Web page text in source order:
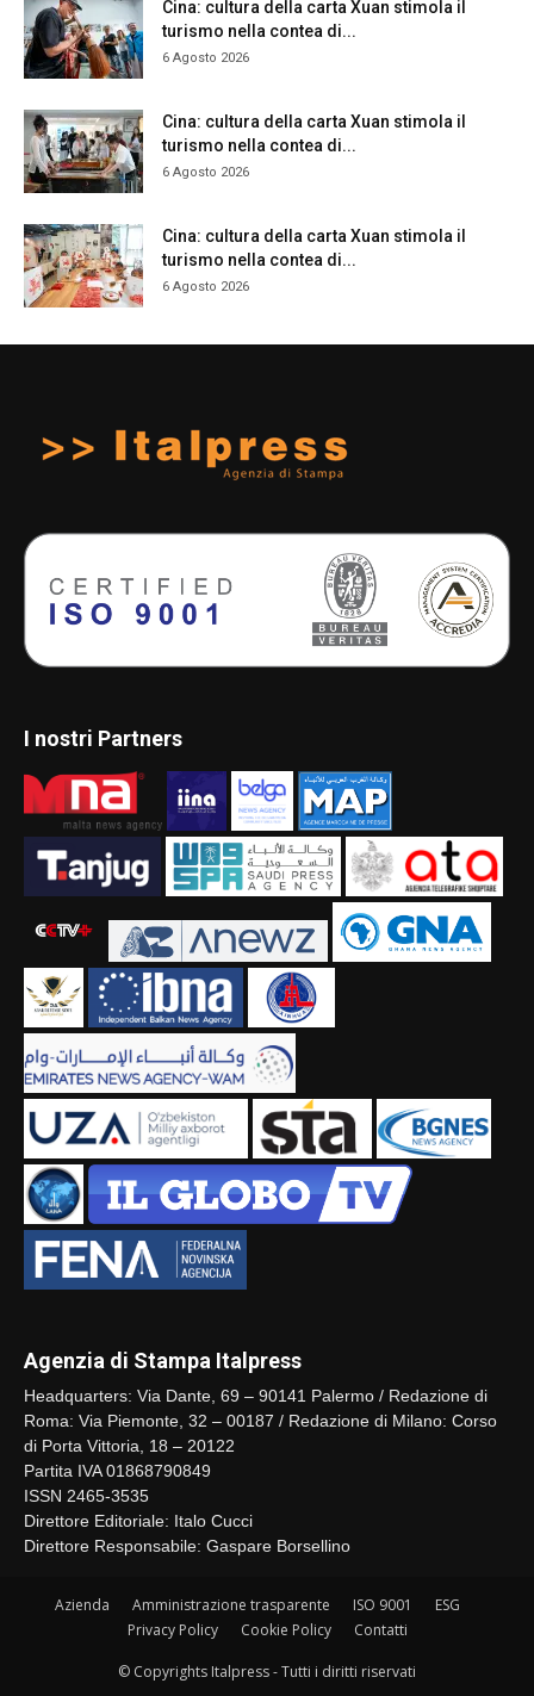
Cina: cultura della carta Xuan stimola il
turismo nella contea di...
6 Agosto 2026
Cina: cultura della carta Xuan stimola il
turismo nella contea di...
6 Agosto 2026
Cina: cultura della carta Xuan stimola il
turismo nella contea di...
6 Agosto 2026
I nostri Partners
Agenzia di Stampa Italpress
Headquarters: Via Dante, 69 – 90141 Palermo / Redazione di
Roma: Via Piemonte, 32 – 00187 / Redazione di Milano: Corso
di Porta Vittoria, 18 – 20122
Partita IVA 01868790849
ISSN 2465-3535
Direttore Editoriale: Italo Cucci
Direttore Responsabile: Gaspare Borsellino
Azienda Amministrazione trasparente ISO 9001
ESG
Privacy Policy
Cookie Policy Contatti
© Copyrights Italpress - Tutti i diritti riservati